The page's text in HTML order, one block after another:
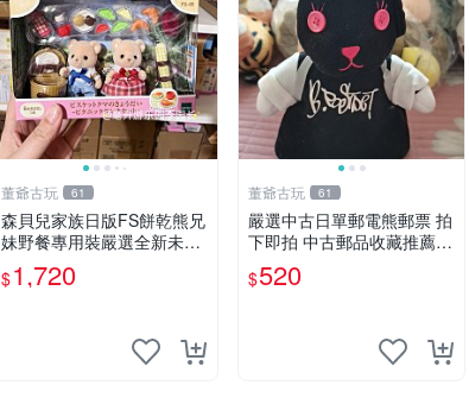
董爺古玩 61
森貝兒家族日版FS餅乾熊兄
妹野餐專用裝嚴選全新未開
封，包含兩組大童款紙盒
裝，適合收藏與分享。 餅乾
$1,720
董爺古玩 61
嚴選中古日單郵電熊郵票 拍
下即拍 中古郵品收藏推薦
郵票 郵電熊 日本
$520